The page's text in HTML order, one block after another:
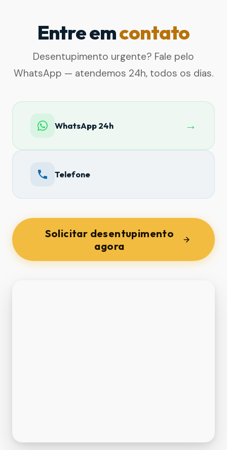
Entre emcontato
Desentupimento urgente? Fale pelo
WhatsApp — atendemos 24h, todos os dias.
WhatsApp 24h →
Telefone
Solicitar desentupimento
agora